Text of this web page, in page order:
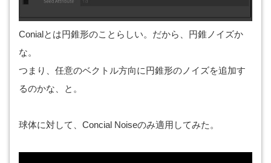
Conialとは円錐形のことらしい。だから、円錐ノイズか
な。
つまり、任意のベクトル方向に円錐形のノイズを追加す
るのかな、と。
球体に対して、Concial Noiseのみ適用してみた。